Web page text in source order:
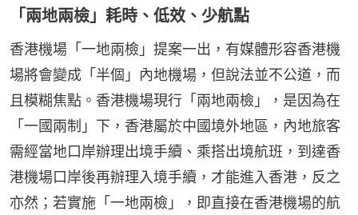
「兩地兩檢」耗時、低效、少航點
香港機場「一地兩檢」提案一出，有媒體形容香港機
場將會變成「半個」內地機場，但說法並不公道，而
且模糊焦點。香港機場現行「兩地兩檢」，是因為在
「一國兩制」下，香港屬於中國境外地區，內地旅客
需經當地口岸辦理出境手續、乘搭出境航班，到達香
港機場口岸後再辦理入境手續，才能進入香港，反之
亦然；若實施「一地兩檢」，即直接在香港機場的航